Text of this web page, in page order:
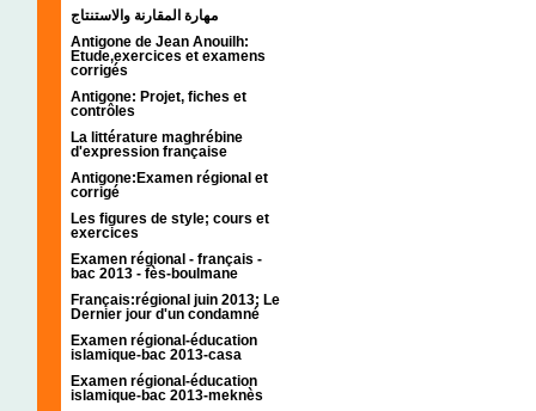
مهارة المقارنة والاستنتاج
Antigone de Jean Anouilh:
Etude,exercices et examens
corrigés
Antigone: Projet, fiches et
contrôles
La littérature maghrébine
d'expression française
Antigone:Examen régional et
corrigé
Les figures de style; cours et
exercices
Examen régional - français -
bac 2013 - fès-boulmane
Français:régional juin 2013; Le
Dernier jour d'un condamné
Examen régional-éducation
islamique-bac 2013-casa
Examen régional-éducation
islamique-bac 2013-meknès